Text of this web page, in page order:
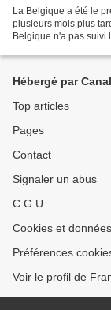
La Belgique a été le
plusieurs mois plus
Belgique n'a pas suivi
Hébergé par
Top articles
Pages
Contact
Signaler un abus
C.G.U.
Cookies et
Préférences
Voir le profil de